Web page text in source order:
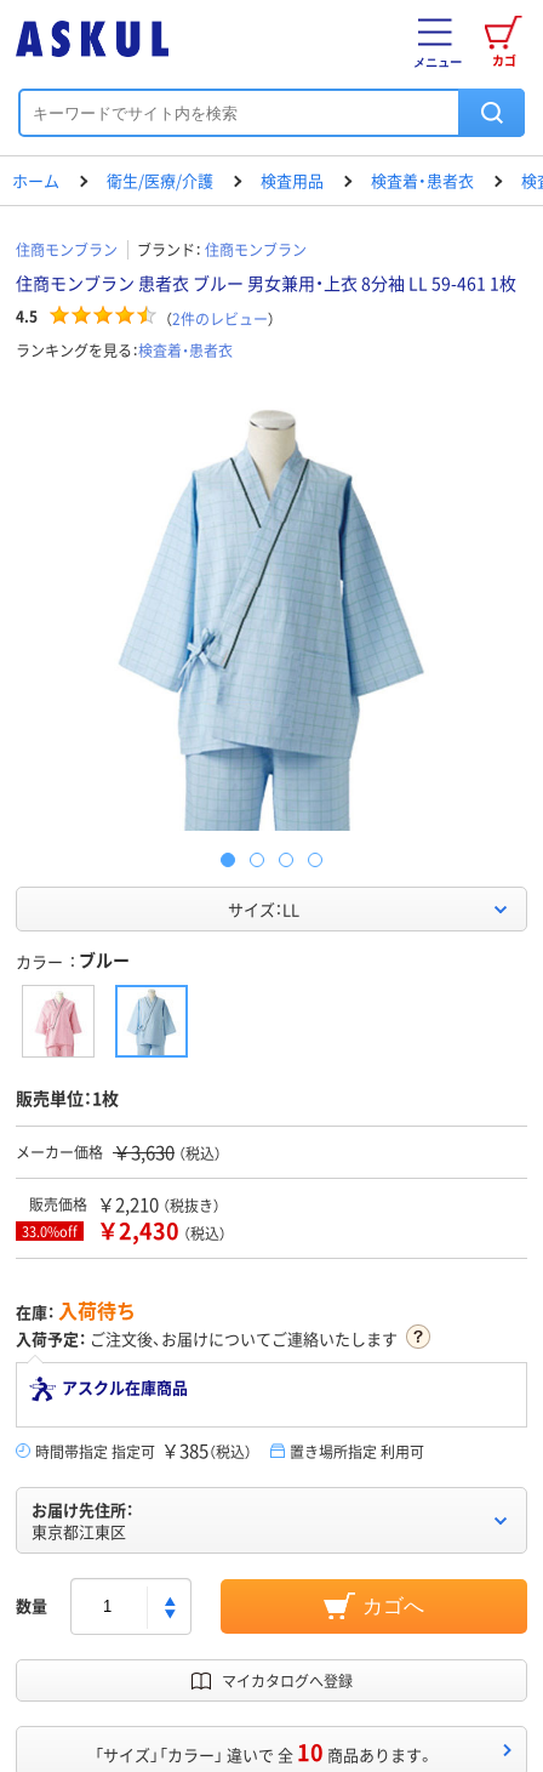
カゴ
メニュー
ホーム 衛生/医療/介護 検査用品 検査着・患者衣 検
住商モンブラン ブランド： 住商モンブラン
住商モンブラン 患者衣 ブルー 男女兼用・上衣 8分袖 LL 59-461 1枚
4.5 （2件のレビュー）
ランキングを見る：検査着・患者衣
サイズ：LL
カラー ブルー
販売単位：1枚
メーカー価格 ￥3,630 （税込）
販売価格 ￥2,210 （税抜き）
33.0%off ￥2,430 （税込）
在庫： 入荷待ち
入荷予定： ご注文後、お届けについてご連絡いたします
アスクル在庫商品
時間帯指定 指定可 ￥385（税込） 置き場所指定 利用可
お届け先住所：
東京都江東区
数量 カゴへ
マイカタログへ登録
「サイズ」「カラー」 違いで 全 10 商品あります。